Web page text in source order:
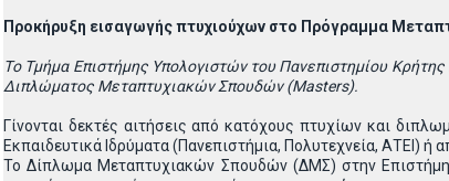
Προκήρυξη εισαγωγής πτυχιούχων στo Πρόγραμμα
Tο Tμήμα Επιστήμης Υπολογιστών του Πανεπιστημίου
Διπλώματος Μεταπτυχιακών Σπουδών (Masters).
Γίνονται δεκτές αιτήσεις από κατόχους πτυχίων και
Εκπαιδευτικά Ιδρύματα (Πανεπιστήμια, Πολυτεχνεία, ΑΤΕΙ)
To Δίπλωμα Μεταπτυχιακών Σπουδών (ΔΜΣ) στην